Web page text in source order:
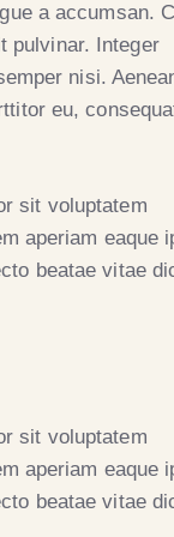
a accumsan.
pulvinar. Integer
nisi.
eu,
sit voluptatem
aperiam eaque
beatae vitae
sit voluptatem
aperiam eaque
beatae vitae